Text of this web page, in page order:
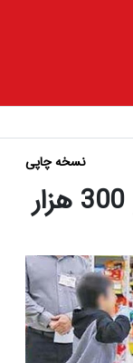
نسخه چاپی
شارژ کالابرگ 1 میلیون و 300 هزار